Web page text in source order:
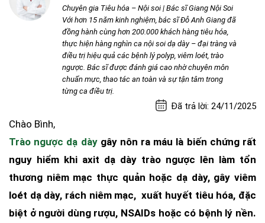
Chuyên gia Tiêu hóa – Nội soi | Bác sĩ Giang Nội Soi
Với hơn 15 năm kinh nghiệm, bác sĩ Đỗ Anh Giang đã
đồng hành cùng hơn 200.000 khách hàng tiêu hóa,
thực hiện hàng nghìn ca nội soi dạ dày – đại tràng và
điều trị hiệu quả các bệnh lý polyp, viêm loét, trào
ngược. Bác sĩ được đánh giá cao nhờ chuyên môn
chuẩn mực, thao tác an toàn và sự tận tâm trong
từng ca điều trị.
Đã trả lời: 24/11/2025
Chào Bình,
Trào ngược dạ dàygây nôn ra máu là biến chứng rất
nguy hiểm khi axit dạ dày trào ngược lên làm tổn
thương niêm mạc thực quản hoặc dạ dày, gây viêm
loét dạ dày, rách niêm mạc, xuất huyết tiêu hóa, đặc
biệt ở người dùng rượu, NSAIDs hoặc có bệnh lý nền.